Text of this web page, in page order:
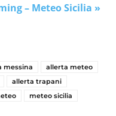
– Meteo Sicilia »
messina
allerta meteo
allerta trapani
meteo sicilia